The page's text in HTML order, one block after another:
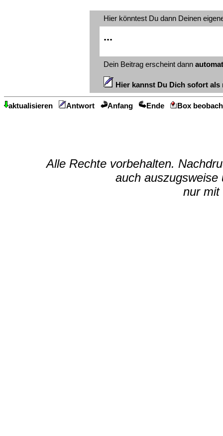
Hier könntest Du dann Deinen
...
Dein Beitrag erscheint dann
Hier kannst Du Dich sofort
aktualisieren Antwort Anfang Ende Box
Alle Rechte vorbehalten.
auch auszugsweise
nur mit